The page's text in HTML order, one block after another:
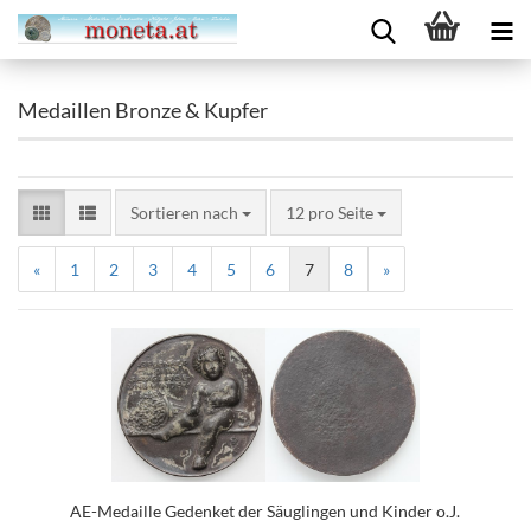
Medaillen Bronze & Kupfer
Sortieren nach 12 pro Seite
« 1 2 3 4 5 6 7 8 »
AE-Medaille Gedenket der Säuglingen und Kinder o.J.